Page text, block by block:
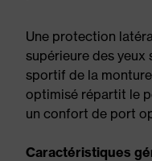
Une protection
supérieure des yeux
sportif de la
optimisé répartit le
un confort de port
Caractéristiques